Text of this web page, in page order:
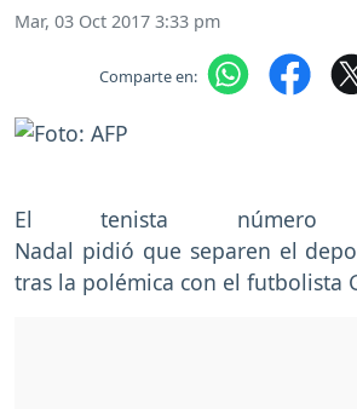
Mar, 03 Oct 2017 3:33 pm
Comparte en:
El tenista
Nadal pidió que separen el
tras la polémica con el futbolista